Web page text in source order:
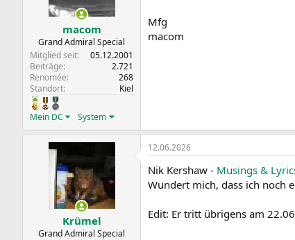
macom
Grand Admiral Special
Mitglied seit
05.12.2001
Beiträge
2.721
Renomée
268
Standort
Kiel
Mein DC System
Mfg
macom
Krümel
Grand Admiral Special
12.06.2026
Nik Kershaw - Musings &
Wundert mich, dass ich noch
Edit: Er tritt übrigens am